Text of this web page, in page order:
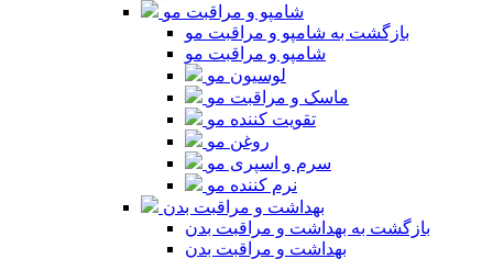
شامپو و مراقبت مو
بازگشت به شامپو و مراقبت مو
شامپو و مراقبت مو
لوسیون مو
ماسک و مراقبت مو
تقویت کننده مو
روغن مو
سرم و اسپری مو
نرم کننده مو
بهداشت و مراقبت بدن
بازگشت به بهداشت و مراقبت بدن
بهداشت و مراقبت بدن